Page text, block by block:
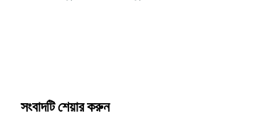
সংবাদটি শেয়ার করুন